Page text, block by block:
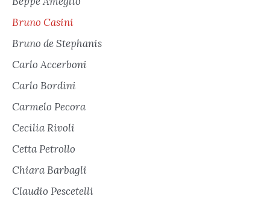
Bruno Casini
Bruno de Stephanis
Carlo Accerboni
Carlo Bordini
Carmelo Pecora
Cecilia Rivoli
Cetta Petrollo
Chiara Barbagli
Claudio Pescetelli